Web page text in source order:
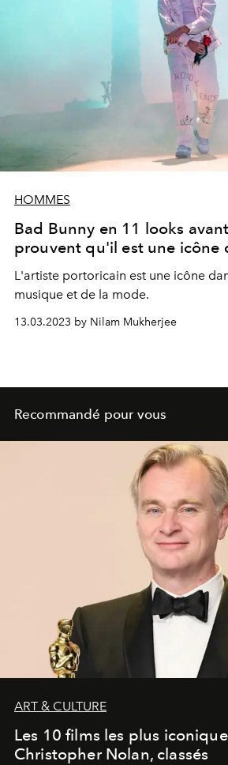
HOMMES
Bad Bunny en 11 looks
prouvent qu'il est une icône
L'artiste portoricain est une icône
musique et de la mode.
13.03.2023 by Nilam Mukherjee
Recommandé pour vous
ART & CULTURE
Les 10 films les plus
Christopher Nolan, classés